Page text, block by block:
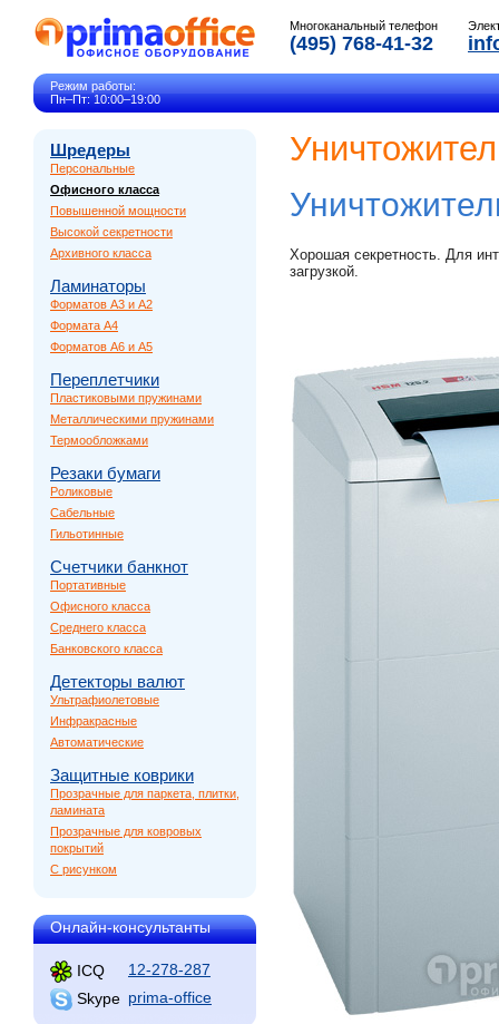
Многоканальный телефон
(495) 768-41-32
Режим работы:
Пн–Пт: 10:00–19:00
Шредеры
Персональные
Офисного класса
Повышенной мощности
Высокой секретности
Архивного класса
Ламинаторы
Форматов A3 и A2
Формата A4
Форматов A6 и A5
Переплетчики
Пластиковыми пружинами
Металлическими пружинами
Термообложками
Резаки бумаги
Роликовые
Сабельные
Гильотинные
Счетчики банкнот
Портативные
Офисного класса
Среднего класса
Банковского класса
Детекторы валют
Ультрафиолетовые
Инфракрасные
Автоматические
Защитные коврики
Прозрачные для паркета, плитки,
ламината
Прозрачные для ковровых
покрытий
С рисунком
Онлайн-консультанты
ICQ
12-278-287
Skype prima-office
Хорошая секретность. Для
загрузкой.